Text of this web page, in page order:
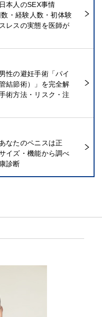
本人のSEX事情
・経験人数・初体験
レスの実態を医師が
性の避妊手術「パイ
結節術）」を完全解
術方法・リスク・注
なたのペニスは正
イズ・機能から調べ
診断